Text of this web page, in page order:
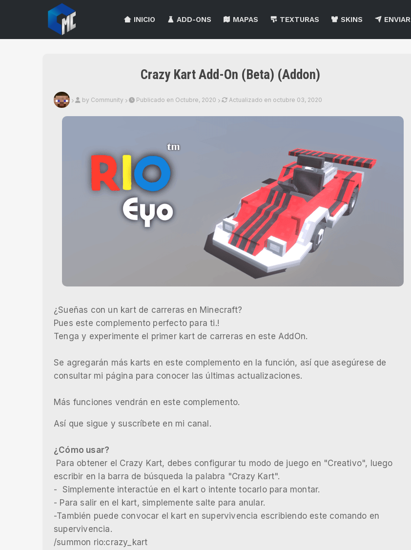
INICIO ADD-ONS MAPAS TEXTURAS SKINS ENVIAR
Crazy Kart Add-On (Beta) (Addon)
by Community Publicado en Octubre, 2020 Actualizado en octubre 03, 2020
¿Sueñas con un kart de carreras en Minecraft?
Pues este complemento perfecto para ti.!
Tenga y experimente el primer kart de carreras en este AddOn.
Se agregarán más karts en este complemento en la función, así que asegúrese de
consultar mi página para conocer las últimas actualizaciones.
Más funciones vendrán en este complemento.
Así que sigue y suscríbete en mi canal.
¿Cómo usar?
Para obtener el Crazy Kart, debes configurar tu modo de juego en "Creativo", luego
escribir en la barra de búsqueda la palabra "Crazy Kart".
- Simplemente interactúe en el kart o intente tocarlo para montar.
- Para salir en el kart, simplemente salte para anular.
-También puede convocar el kart en supervivencia escribiendo este comando en
supervivencia.
/summon rio:crazy_kart